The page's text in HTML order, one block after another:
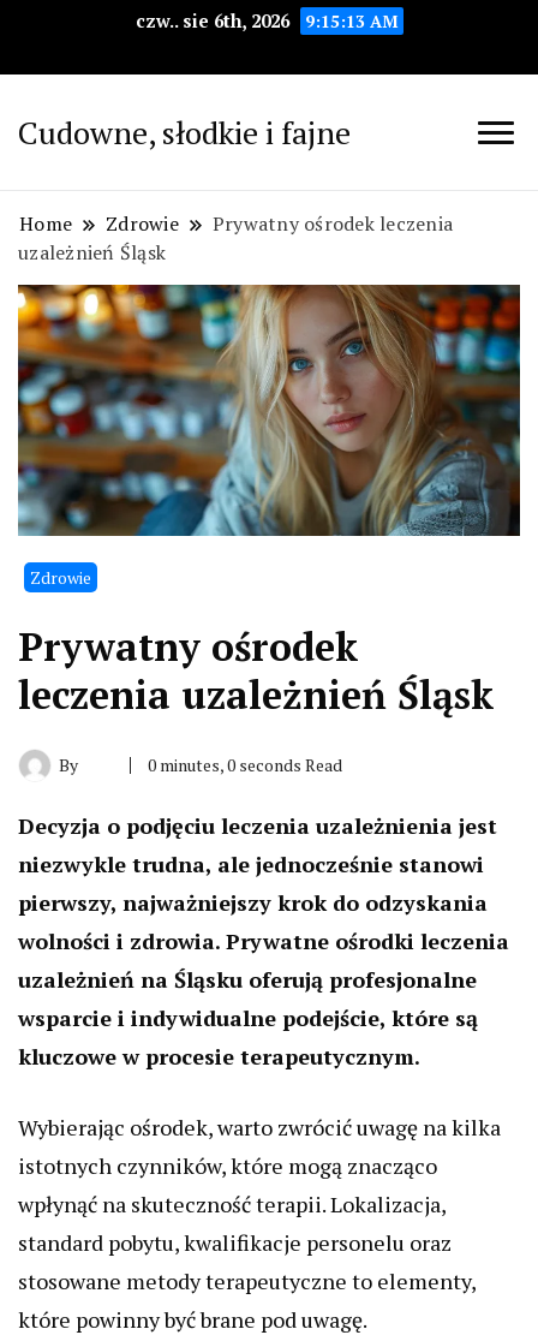
czw.. sie 6th, 2026 9:15:14 AM
Cudowne, słodkie i fajne
Home Zdrowie
Prywatny ośrodek leczenia
uzależnień Śląsk
Zdrowie
Prywatny ośrodek
leczenia uzależnień Śląsk
By 0 minutes, 0 seconds Read
Decyzja o podjęciu leczenia uzależnienia jest
niezwykle trudna, ale jednocześnie stanowi
pierwszy, najważniejszy krok do odzyskania
wolności i zdrowia. Prywatne ośrodki leczenia
uzależnień na Śląsku oferują profesjonalne
wsparcie i indywidualne podejście, które są
kluczowe w procesie terapeutycznym.
Wybierając ośrodek, warto zwrócić uwagę na kilka
istotnych czynników, które mogą znacząco
wpłynąć na skuteczność terapii. Lokalizacja,
standard pobytu, kwalifikacje personelu oraz
stosowane metody terapeutyczne to elementy,
które powinny być brane pod uwagę.